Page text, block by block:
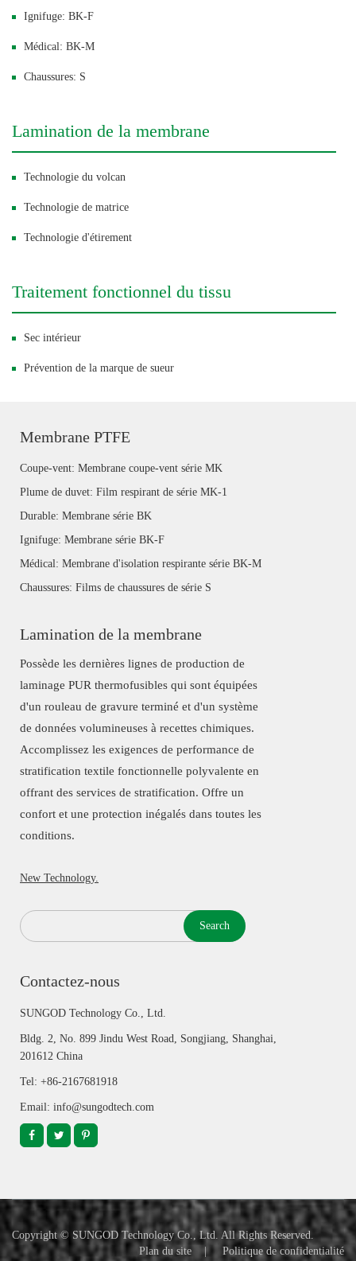
Ignifuge: BK-F
Médical: BK-M
Chaussures: S
Lamination de la membrane
Technologie du volcan
Technologie de matrice
Technologie d'étirement
Traitement fonctionnel du tissu
Sec intérieur
Prévention de la marque de sueur
Membrane PTFE
Coupe-vent: Membrane coupe-vent série MK
Plume de duvet: Film respirant de série MK-1
Durable: Membrane série BK
Ignifuge: Membrane série BK-F
Médical: Membrane d'isolation respirante série BK-M
Chaussures: Films de chaussures de série S
Lamination de la membrane
Possède les dernières lignes de production de
laminage PUR thermofusibles qui sont équipées
d'un rouleau de gravure terminé et d'un système
de données volumineuses à recettes chimiques.
Accomplissez les exigences de performance de
stratification textile fonctionnelle polyvalente en
offrant des services de stratification. Offre un
confort et une protection inégalés dans toutes les
conditions.
New Technology.
Search
Contactez-nous
SUNGOD Technology Co., Ltd.
Bldg. 2, No. 899 Jindu West Road, Songjiang, Shanghai,
201612 China
Tel: +86-2167681918
Email: info@sungodtech.com
Copyright © SUNGOD Technology Co., Ltd. All Rights Reserved.
Plan du site | Politique de confidentialité